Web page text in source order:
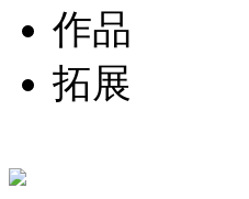
作品
拓展